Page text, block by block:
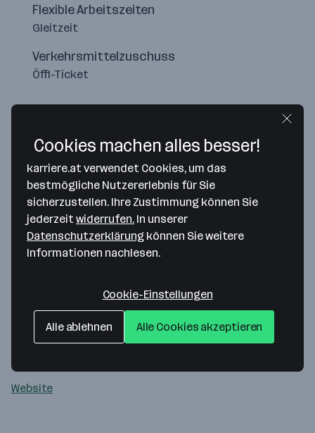
Flexible Arbeitszeiten
Gleitzeit
Verkehrsmittelzuschuss
Öffi-Ticket
Schneider Consulting Steuerberatungs
GmbH
Website
Cookies machen alles besser!
karriere.at verwendet Cookies, um das
bestmögliche Nutzererlebnis für Sie
sicherzustellen. Ihre Zustimmung können Sie
jederzeit widerrufen. In unserer
Datenschutzerklärung können Sie weitere
Informationen nachlesen.
Cookie-Einstellungen
Alle ablehnen Alle Cookies akzeptieren